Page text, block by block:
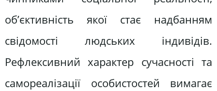
об’єктивність якої стає надбанням
свідомості людських індивідів.
Рефлексивний характер сучасності та
самореалізації особистостей вимагає